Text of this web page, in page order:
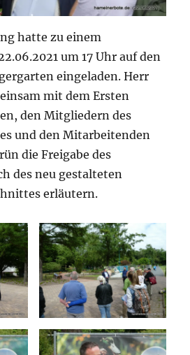
hatte zu einem
um 17 Uhr auf den
eingeladen. Herr
mit dem Ersten
den Mitgliedern des
und den Mitarbeitenden
die Freigabe des
des neu gestalteten
erläutern.